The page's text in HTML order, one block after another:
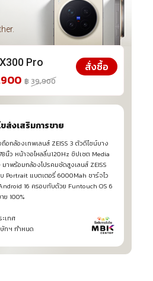
Pro
฿ 39,900
สั่งซื้อ
ขส่งเสริมการขาย
อกล้องเทพเลนส์ ZEISS 3 ตัวดีไซน์บาง
นิ้ว หน้าจอไหลลื่น120Hz ชิปเซต Media
าพร้อมกล้องโปรคมชัดสูงเลนส์ ZEISS
Portrait แบตเตอรี่ 6000Mah ชาร์จไว
16 ครอบทับด้วย Funtouch OS 6
ย 100%
เทศ
ษัทฯ กำหนด